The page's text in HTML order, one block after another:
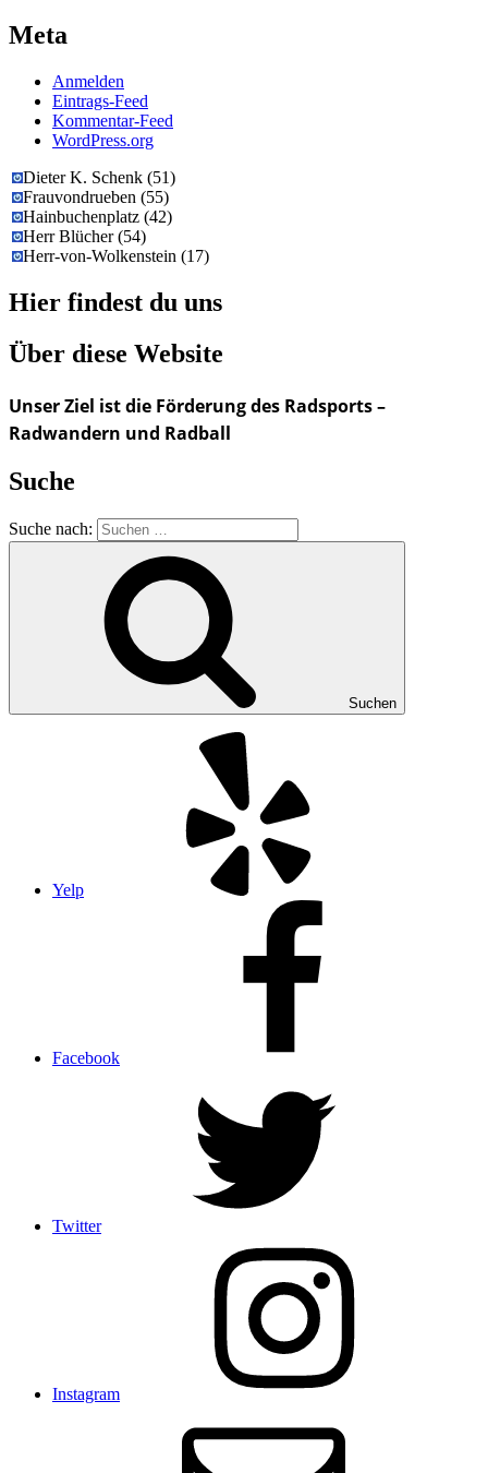
Meta
Anmelden
Eintrags-Feed
Kommentar-Feed
WordPress.org
Dieter K. Schenk(51)
Frauvondrueben(55)
Hainbuchenplatz(42)
Herr Blücher(54)
Herr-von-Wolkenstein(17)
Hier findest du uns
Über diese Website
Unser Ziel ist die Förderung des Radsports –
Radwandern und Radball
Suche
Suche nach:
Suchen
Yelp
Facebook
Twitter
Instagram